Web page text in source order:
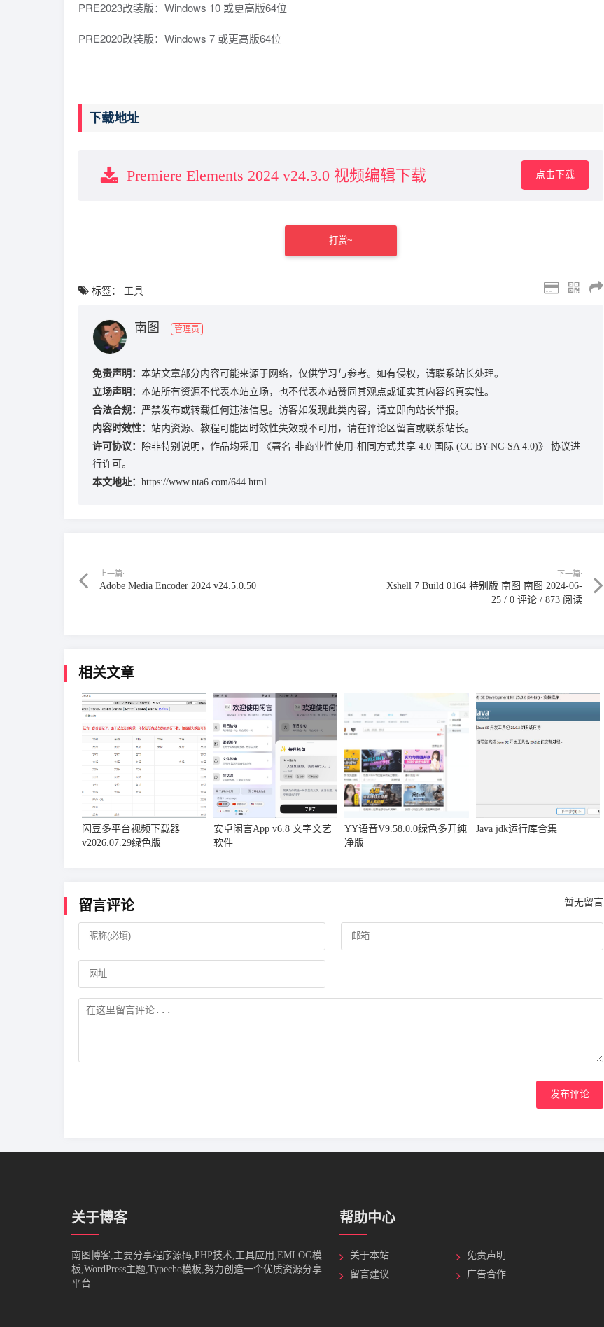
PRE2023改装版：Windows 10 或更高版64位
PRE2020改装版：Windows 7 或更高版64位
下载地址
Premiere Elements 2024 v24.3.0 视频编辑下载 点击下载
打赏~
标签： 工具
南图 管理员
免责声明： 本站文章部分内容可能来源于网络，仅供学习与参考。如有侵权，请联系站长处理。
立场声明： 本站所有资源不代表本站立场，也不代表本站赞同其观点或证实其内容的真实性。
合法合规： 严禁发布或转载任何违法信息。访客如发现此类内容，请立即向站长举报。
内容时效性： 站内资源、教程可能因时效性失效或不可用，请在评论区留言或联系站长。
许可协议：
除非特别说明，作品均采用 《署名-非商业性使用-相同方式共享 4.0 国际 (CC BY-NC-SA 4.0)》
协议进
行许可。
本文地址： https://www.nta6.com/644.html
上一篇:
Adobe Media Encoder 2024 v24.5.0.50
下一篇:
Xshell 7 Build 0164 特别版 南图 南图 2024-06-
25 / 0 评论 / 873 阅读
相关文章
闪豆多平台视频下载器
v2026.07.29绿色版
安卓闲言App v6.8 文字文艺
软件
YY语音V9.58.0.0绿色多开纯
净版
Java jdk运行库合集
留言评论 暂无留言
发布评论
关于博客
南图博客,主要分享程序源码,PHP技术,工具应用,EMLOG模
板,WordPress主题,Typecho模板,努力创造一个优质资源分享
平台
帮助中心
关于本站
免责声明
留言建议
广告合作